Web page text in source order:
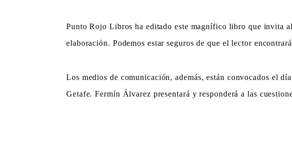
Punto Rojo Libros ha editado este magnífico libro que invita
elaboración. Podemos estar seguros de que el lector
Los medios de comunicación, además, están convocados el
Getafe. Fermín Álvarez presentará y responderá a las